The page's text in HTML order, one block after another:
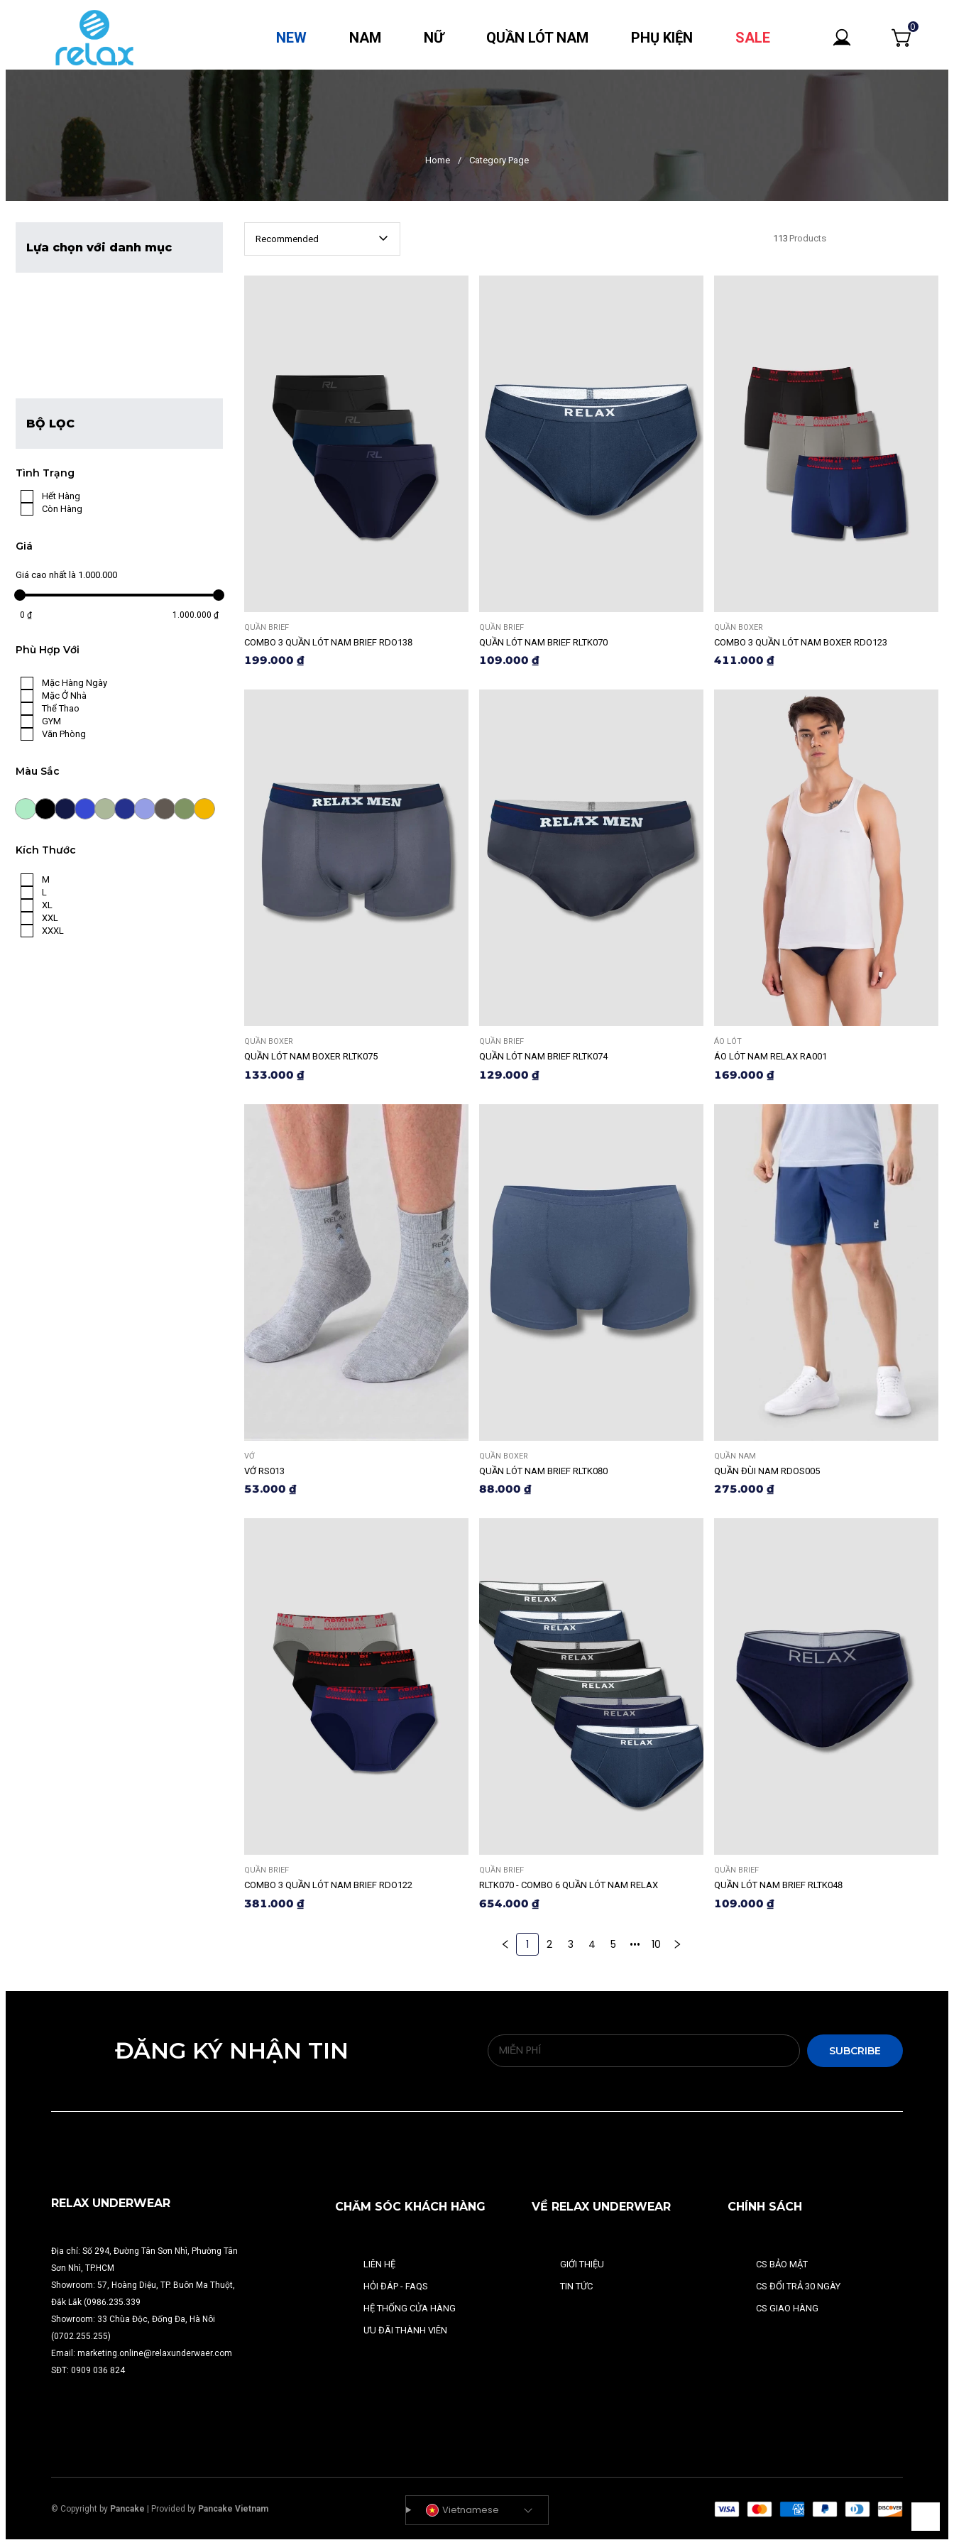
NEW NAM NỮ QUẦN LÓT NAM PHỤ KIỆN SALE
0
Home / Category Page
Products
113
Recommended
0 ₫ 1.000.000 ₫
Giá
Màu Sắc
Kích Thước
M
L
XL
XXL
XXXL
Hết Hàng
Còn Hàng
Giá cao nhất là 1.000.000
Phù Hợp Với
Mặc Hàng Ngày
Mặc Ở Nhà
Thể Thao
GYM
Văn Phòng
Lựa chọn với danh mục
BỘ LỌC
Tình Trạng
QUẦN BRIEF
COMBO 3 QUẦN LÓT NAM BRIEF RDO138
199.000 ₫
QUẦN BRIEF
QUẦN LÓT NAM BRIEF RLTK070
109.000 ₫
QUẦN BOXER
COMBO 3 QUẦN LÓT NAM BOXER RDO123
411.000 ₫
QUẦN BOXER
QUẦN LÓT NAM BOXER RLTK075
133.000 ₫
QUẦN BRIEF
QUẦN LÓT NAM BRIEF RLTK074
129.000 ₫
ÁO LÓT
ÁO LÓT NAM RELAX RA001
169.000 ₫
VỚ
VỚ RS013
53.000 ₫
QUẦN BOXER
QUẦN LÓT NAM BRIEF RLTK080
88.000 ₫
QUẦN NAM
QUẦN ĐÙI NAM RDOS005
275.000 ₫
QUẦN BRIEF
COMBO 3 QUẦN LÓT NAM BRIEF RDO122
381.000 ₫
QUẦN BRIEF
RLTK070 - COMBO 6 QUẦN LÓT NAM RELAX
654.000 ₫
QUẦN BRIEF
QUẦN LÓT NAM BRIEF RLTK048
109.000 ₫
1 2 3 4 5 ••• 10
ĐĂNG KÝ NHẬN TIN SUBCRIBE
© Copyright by Pancake | Provided by Pancake Vietnam Vietnamese
CHĂM SÓC KHÁCH HÀNG
LIÊN HỆ
HỎI ĐÁP - FAQS
HỆ THỐNG CỬA HÀNG
ƯU ĐÃI THÀNH VIÊN
VỀ RELAX UNDERWEAR
GIỚI THIỆU
TIN TỨC
CHÍNH SÁCH
CS BẢO MẬT
CS ĐỔI TRẢ 30 NGÀY
CS GIAO HÀNG
RELAX UNDERWEAR
Địa chỉ: Số 294, Đường Tân Sơn Nhì, Phường Tân
Sơn Nhì, TP.HCM
Showroom: 57, Hoàng Diệu, TP. Buôn Ma Thuột,
Đắk Lắk (0986.235.339
Showroom: 33 Chùa Độc, Đống Đa, Hà Nôi
(0702.255.255)
Email: marketing.online@relaxunderwaer.com
SĐT: 0909 036 824